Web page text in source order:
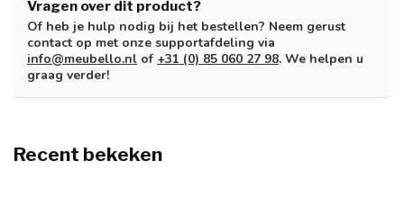
Vragen over dit product?
Of heb je hulp nodig bij het bestellen? Neem gerust
contact op met onze supportafdeling via
info@meubello.nl of +31 (0) 85 060 27 98. We helpen u
graag verder!
Recent bekeken